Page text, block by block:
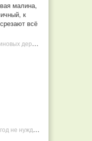
малина,
к
всё
Товарищи, это РАЗВОД! Почему малиновых деревьев не бывает, или Как ушлые продавцы наживаются на мечтах садоводов
Горжусь тем, что моя семья круглый год не нуждается в покупных витаминах